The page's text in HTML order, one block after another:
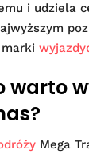
i udziela
warto
Mega